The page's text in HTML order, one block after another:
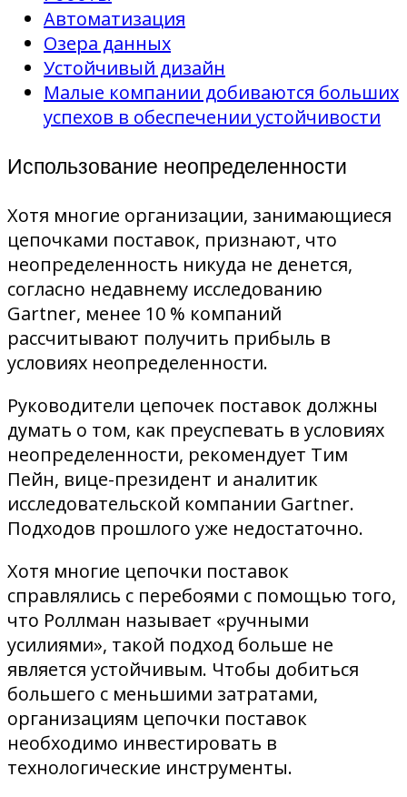
Автоматизация
Озера данных
Устойчивый дизайн
Малые компании добиваются больших
успехов в обеспечении устойчивости
Использование неопределенности
Хотя многие организации, занимающиеся
цепочками поставок, признают, что
неопределенность никуда не денется,
согласно недавнему исследованию
Gartner, менее 10 % компаний
рассчитывают получить прибыль в
условиях неопределенности.
Руководители цепочек поставок должны
думать о том, как преуспевать в условиях
неопределенности, рекомендует Тим
Пейн, вице-президент и аналитик
исследовательской компании Gartner.
Подходов прошлого уже недостаточно.
Хотя многие цепочки поставок
справлялись с перебоями с помощью того,
что Роллман называет «ручными
усилиями», такой подход больше не
является устойчивым. Чтобы добиться
большего с меньшими затратами,
организациям цепочки поставок
необходимо инвестировать в
технологические инструменты.